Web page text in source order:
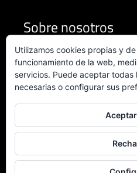
Sobre nosotros
Condiciones de uso
Política de privacidad
Política de calidad
Certificado ISO
Utilizamos cookies propias y
funcionamiento de la web,
servicios. Puede aceptar todas
necesarias o configurar sus